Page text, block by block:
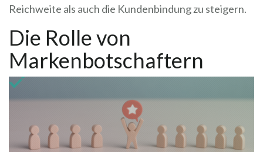
Reichweite als auch die Kundenbindung zu steigern.
Die Rolle von
Markenbotschaftern